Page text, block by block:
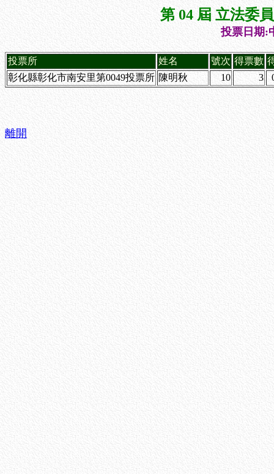
第 04 屆 立法委
投票日期:
投票所 姓名 號次 得票數
彰化縣彰化市南安里第0049投票所 陳明秋 10 3
離開